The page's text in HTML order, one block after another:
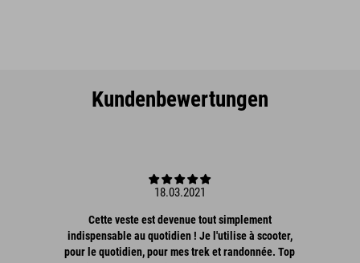
Kundenbewertungen
18.03.2021
Cette veste est devenue tout simplement
indispensable au quotidien ! Je l'utilise à scooter,
pour le quotidien, pour mes trek et randonnée. Top